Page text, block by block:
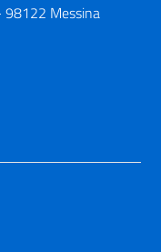
98122 Messina